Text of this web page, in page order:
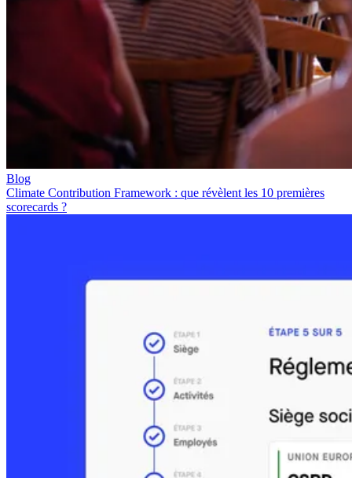
Blog
Climate Contribution Framework : que révèlent les 10 premières
scorecards ?